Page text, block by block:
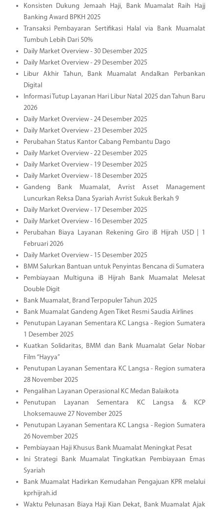
Konsisten Dukung Jemaah Haji, Bank Muamalat Raih Hajj
Banking Award BPKH 2025
Transaksi Pembayaran Sertifikasi Halal via Bank Muamalat
Tumbuh Lebih Dari 50%
Daily Market Overview - 30 Desember 2025
Daily Market Overview - 29 Desember 2025
Libur Akhir Tahun, Bank Muamalat Andalkan Perbankan
Digital
Informasi Tutup Layanan Hari Libur Natal 2025 dan Tahun Baru
2026
Daily Market Overview - 24 Desember 2025
Daily Market Overview - 23 Desember 2025
Perubahan Status Kantor Cabang Pembantu Dago
Daily Market Overview - 22 Desember 2025
Daily Market Overview - 19 Desember 2025
Daily Market Overview - 18 Desember 2025
Gandeng Bank Muamalat, Avrist Asset Management
Luncurkan Reksa Dana Syariah Avrist Sukuk Berkah 9
Daily Market Overview - 17 Desember 2025
Daily Market Overview - 16 Desember 2025
Perubahan Biaya Layanan Rekening Giro iB Hijrah USD | 1
Februari 2026
Daily Market Overview - 15 Desember 2025
BMM Salurkan Bantuan untuk Penyintas Bencana di Sumatera
Pembiayaan Multiguna iB Hijrah Bank Muamalat Melesat
Double Digit
Bank Muamalat, Brand Terpopuler Tahun 2025
Bank Muamalat Gandeng Agen Tiket Resmi Saudia Airlines
Penutupan Layanan Sementara KC Langsa - Region Sumatera
1 Desember 2025
Kuatkan Solidaritas, BMM dan Bank Muamalat Gelar Nobar
Film “Hayya”
Penutupan Layanan Sementara KC Langsa - Region sumatera
28 November 2025
Pengalihan Layanan Operasional KC Medan Balaikota
Penutupan Layanan Sementara KC Langsa & KCP
Lhoksemauwe 27 November 2025
Penutupan Layanan Sementara KC Langsa - Region Sumatera
26 November 2025
Pembiayaan Haji Khusus Bank Muamalat Meningkat Pesat
Ini Strategi Bank Muamalat Tingkatkan Pembiayaan Emas
Syariah
Bank Muamalat Hadirkan Kemudahan Pengajuan KPR melalui
kprhijrah.id
Waktu Pelunasan Biaya Haji Kian Dekat, Bank Muamalat Ajak